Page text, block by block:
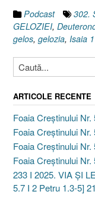
Podcast
302.
GELOZIEI,
gelos, gelozia, Isaia
ARTICOLE RECENTE
Foaia Creștinului
Foaia Creștinului
Foaia Creștinului
Foaia Creștinului
233 I 2025. VIA ȘI
5.7 I 2 Petru 1.3-5]